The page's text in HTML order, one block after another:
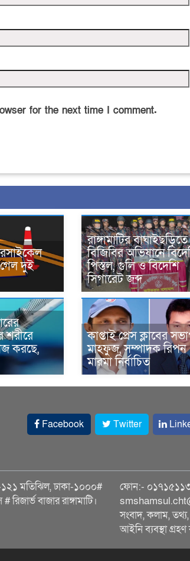
for the next time I comment.
দুই
রাঙ্গামাটির বাঘাইছড়িতে
বিজিবির অভিযানে
পিস্তল, গুলি ও বিদেশি
সিগারেট জব্দ
শরীরে
করছে,
কাপ্তাই প্রেস ক্লাবের
মাহফুজ, সম্পাদক রিপন
মারমা নির্বাচিত
Facebook Twitter
মতিঝিল, ঢাকা-১০০০#
রিজার্ভ বাজার রাঙ্গামাটি।
ফোন:-
সংবাদ, কলাম,
আইনি ব্যবস্থা